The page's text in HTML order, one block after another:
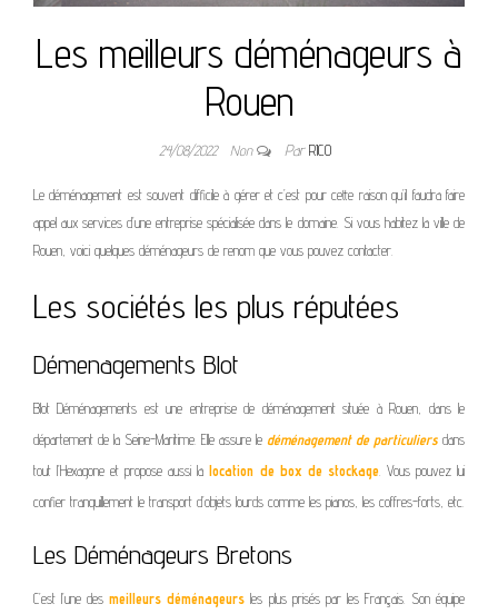
Les meilleurs déménageurs à
Rouen
24/08/2022 Non ParRICO
Le déménagement est souvent difficile à gérer et c’est pour cette raison qu’il faudra faire
appel aux services d’une entreprise spécialisée dans le domaine. Si vous habitez la ville de
Rouen, voici quelques déménageurs de renom que vous pouvez contacter.
Les sociétés les plus réputées
Démenagements Blot
Blot Déménagements est une entreprise de déménagement située à Rouen, dans le
département de la Seine-Maritime. Elle assure le déménagement de particuliers dans
tout l’Hexagoneet propose aussi lalocation de box de stockage. Vous pouvez lui
confier tranquillement le transport d’objets lourds comme les pianos, les coffres-forts, etc.
Les Déménageurs Bretons
C’est l’une desmeilleurs déménageursles plus priséspar les Français. Son équipe